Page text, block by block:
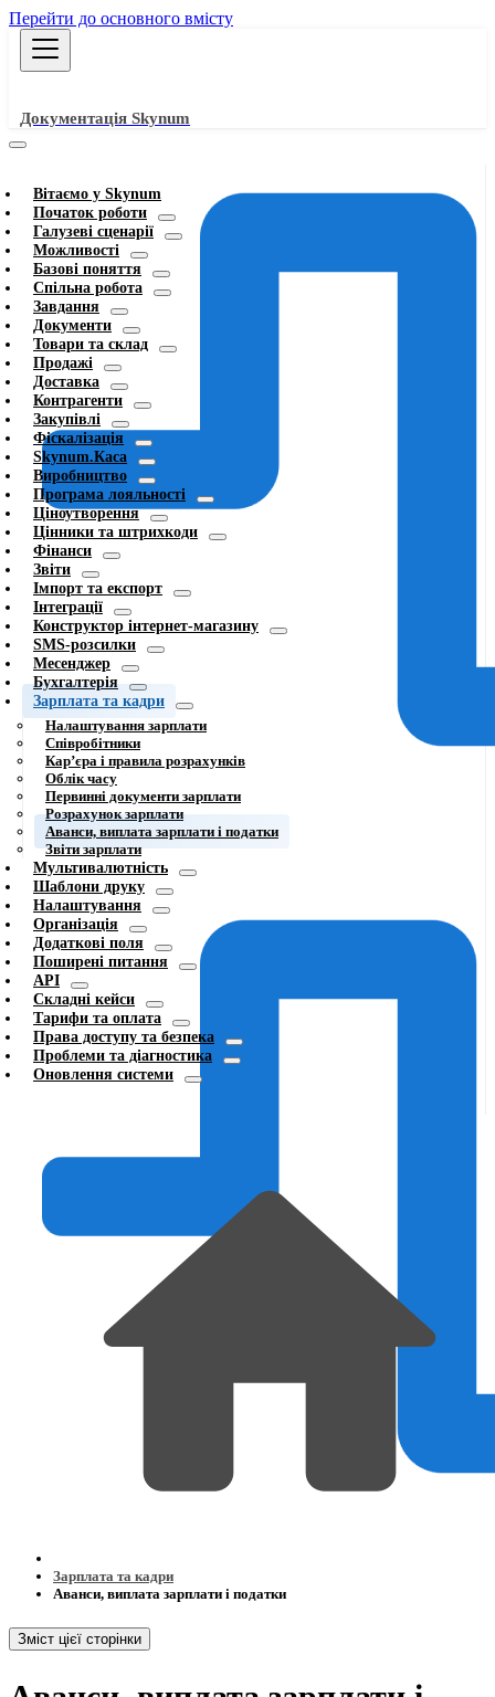
Перейти до основного вмісту
Документація Skynum
Вітаємо у Skynum
Початок роботи
Галузеві сценарії
Можливості
Базові поняття
Спільна робота
Завдання
Документи
Товари та склад
Продажі
Доставка
Контрагенти
Закупівлі
Фіскалізація
Skynum.Каса
Виробництво
Програма лояльності
Ціноутворення
Цінники та штрихкоди
Фінанси
Звіти
Імпорт та експорт
Інтеграції
Конструктор інтернет-магазину
SMS-розсилки
Месенджер
Бухгалтерія
Зарплата та кадри
Налаштування зарплати
Співробітники
Карʼєра і правила розрахунків
Облік часу
Первинні документи зарплати
Розрахунок зарплати
Аванси, виплата зарплати і податки
Звіти зарплати
Мультивалютність
Шаблони друку
Налаштування
Організація
Додаткові поля
Поширені питання
API
Складні кейси
Тарифи та оплата
Права доступу та безпека
Проблеми та діагностика
Оновлення системи
Зарплата та кадри
Аванси, виплата зарплати і податки
Зміст цієї сторінки